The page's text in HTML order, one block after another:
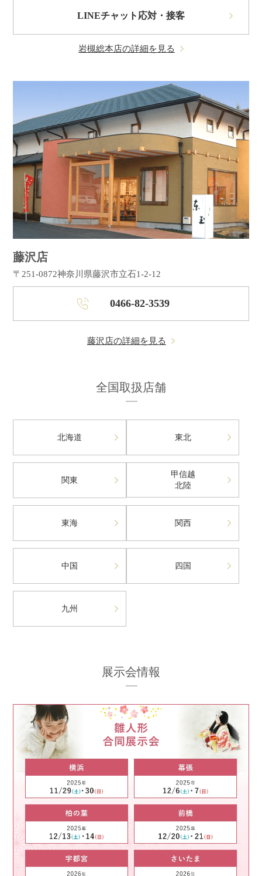
LINEチャット応対・接客
岩槻総本店の詳細を見る
藤沢店
〒251-0872神奈川県藤沢市立石1-2-12
0466-82-3539
藤沢店の詳細を見る
全国取扱店舗
北海道 東北
関東
甲信越
北陸
東海 関西
中国 四国
九州
展示会情報